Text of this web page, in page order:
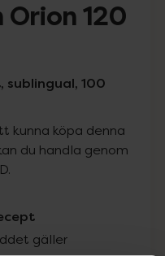
Orion 120
sublingual, 100
kunna köpa denna
du handla genom
gäller